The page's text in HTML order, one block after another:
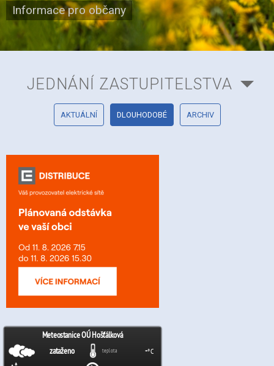
Informace pro občany
JEDNÁNÍ ZASTUPITELSTVA
AKTUÁLNÍ DLOUHODOBÉ ARCHIV